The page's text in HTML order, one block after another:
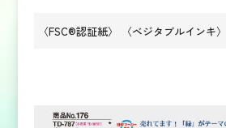
〈FSC®認証紙〉 〈ベジタブルインキ〉